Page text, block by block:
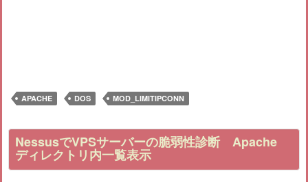
APACHE DOS MOD_LIMITIPCONN
NessusでVPSサーバーの脆弱性診断 Apache
ディレクトリ内一覧表示